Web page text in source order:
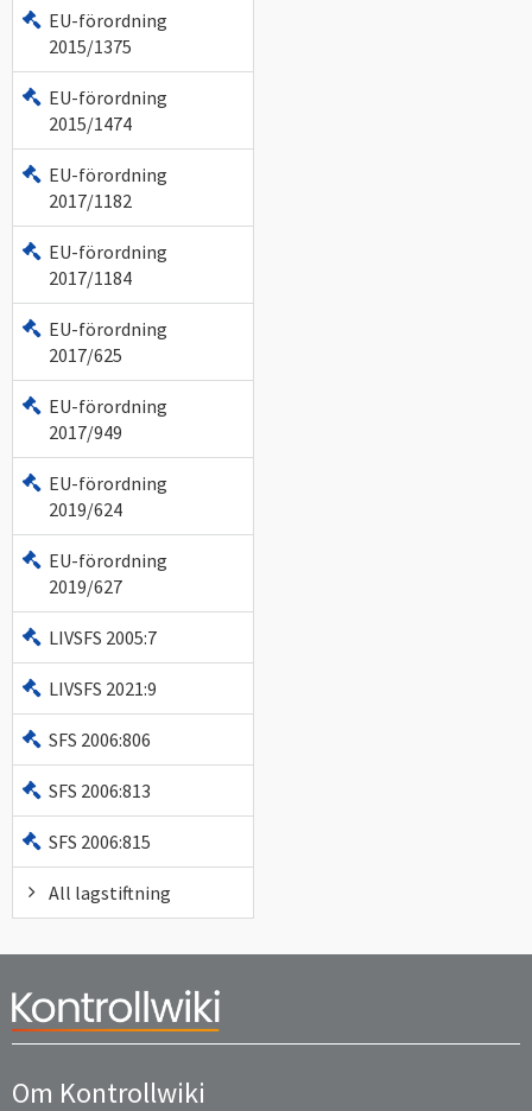
EU-förordning
2015/1375
EU-förordning
2015/1474
EU-förordning
2017/1182
EU-förordning
2017/1184
EU-förordning
2017/625
EU-förordning
2017/949
EU-förordning
2019/624
EU-förordning
2019/627
LIVSFS 2005:7
LIVSFS 2021:9
SFS 2006:806
SFS 2006:813
SFS 2006:815
All lagstiftning
Om Kontrollwiki